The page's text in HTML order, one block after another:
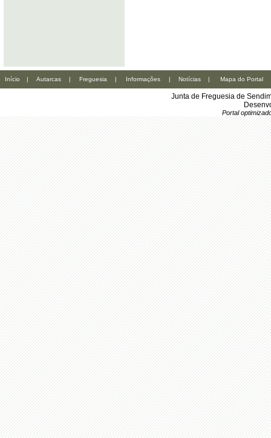
Início | Autarcas | Freguesia | Informações | Notícias | Mapa do Portal
Junta de Freguesia de
Portal